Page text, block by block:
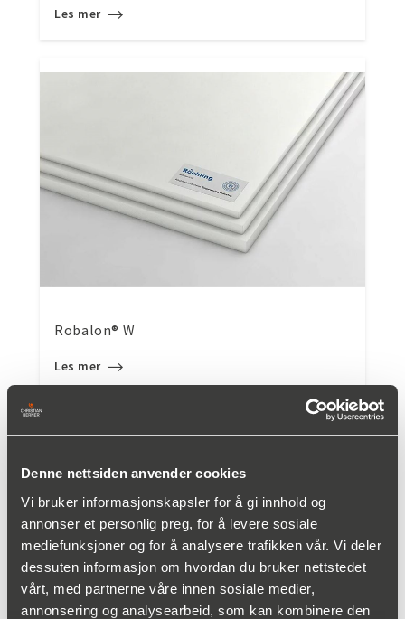
Denne nettsiden anvender cookies
Vi bruker informasjonskapsler for å gi innhold og
annonser et personlig preg, for å levere sosiale
mediefunksjoner og for å analysere trafikken vår. Vi deler
dessuten informasjon om hvordan du bruker nettstedet
vårt, med partnerne våre innen sosiale medier,
annonsering og analysearbeid, som kan kombinere den
Les mer
Robalon® W
Les mer